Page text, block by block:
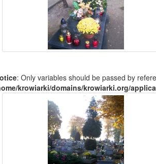
: Only variables should be passed by
krowiarki/domains/krowiarki.org/